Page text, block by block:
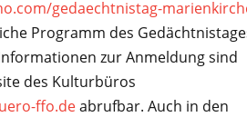
gedaechtnistag-
Programm des
zur Anmeldung sind
des Kulturbüros
ffo.deabrufbar. Auch in den